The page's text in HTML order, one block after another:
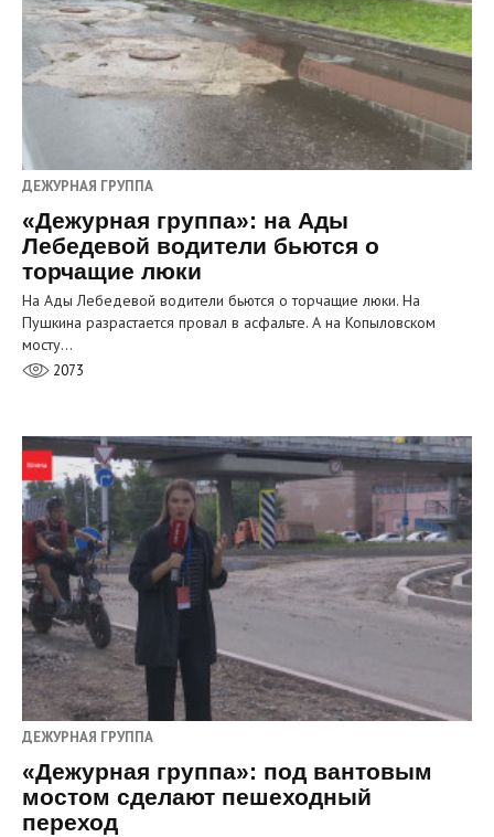
ДЕЖУРНАЯ ГРУППА
«Дежурная группа»: на Ады
Лебедевой водители бьются о
торчащие люки
На Ады Лебедевой водители бьются о торчащие люки. На
Пушкина разрастается провал в асфальте. А на Копыловском
мосту…
2073
ДЕЖУРНАЯ ГРУППА
«Дежурная группа»: под вантовым
мостом сделают пешеходный
переход